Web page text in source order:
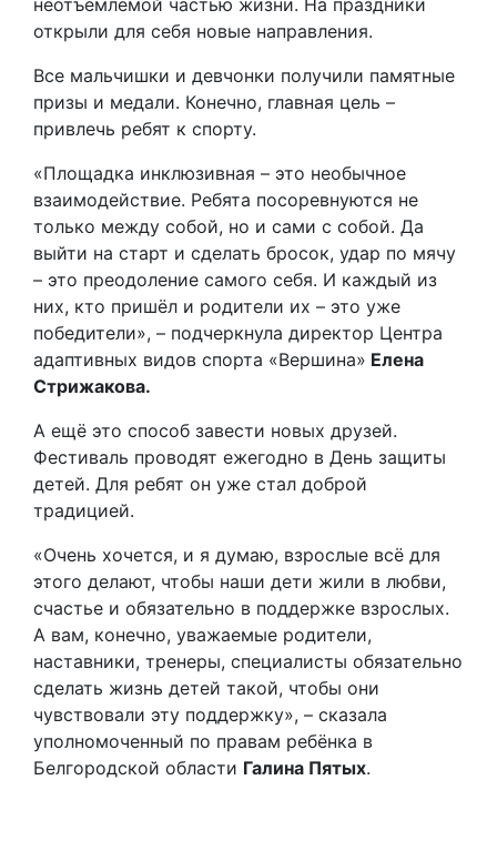
открыли для себя новые направления.
Все мальчишки и девчонки получили памятные
призы и медали. Конечно, главная цель –
привлечь ребят к спорту.
«Площадка инклюзивная – это необычное
взаимодействие. Ребята посоревнуются не
только между собой, но и сами с собой. Да
выйти на старт и сделать бросок, удар по мячу
– это преодоление самого себя. И каждый из
них, кто пришёл и родители их – это уже
победители», – подчеркнула директор Центра
адаптивных видов спорта «Вершина» Елена
Стрижакова.
А ещё это способ завести новых друзей.
Фестиваль проводят ежегодно в День защиты
детей. Для ребят он уже стал доброй
традицией.
«Очень хочется, и я думаю, взрослые всё для
этого делают, чтобы наши дети жили в любви,
счастье и обязательно в поддержке взрослых.
А вам, конечно, уважаемые родители,
наставники, тренеры, специалисты обязательно
сделать жизнь детей такой, чтобы они
чувствовали эту поддержку», – сказала
уполномоченный по правам ребёнка в
Белгородской области Галина Пятых.